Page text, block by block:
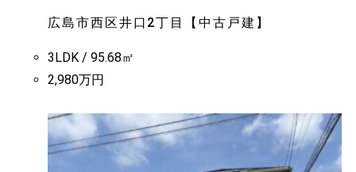
広島市西区井口2丁目【中古戸建】
3LDK / 95.68㎡
2,980万円